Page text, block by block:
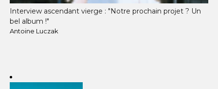
Interview ascendant vierge : "Notre prochain projet ? Un
bel album !"
Antoine Luczak